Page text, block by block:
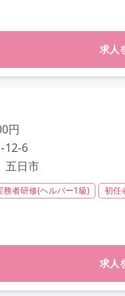
求人
円
12-6
五日市
務者研修(ヘルパー1級) 初任
求人